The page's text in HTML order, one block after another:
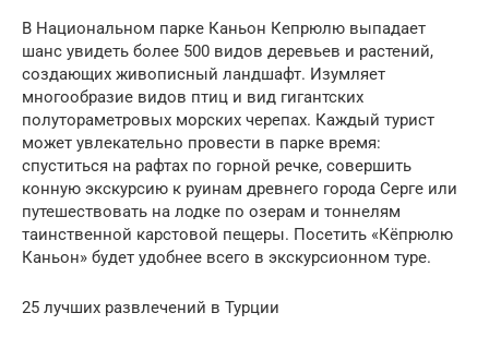
В Национальном парке Каньон Кепрюлю выпадает
шанс увидеть более 500 видов деревьев и растений,
создающих живописный ландшафт. Изумляет
многообразие видов птиц и вид гигантских
полутораметровых морских черепах. Каждый турист
может увлекательно провести в парке время:
спуститься на рафтах по горной речке, совершить
конную экскурсию к руинам древнего города Серге или
путешествовать на лодке по озерам и тоннелям
таинственной карстовой пещеры. Посетить «Кёпрюлю
Каньон» будет удобнее всего в экскурсионном туре.
25 лучших развлечений в Турции